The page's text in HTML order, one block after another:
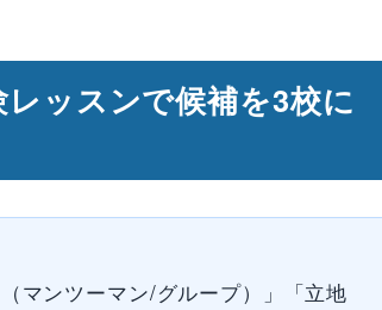
ッスンで候補を3校に
マンツーマン/グループ）」「立地